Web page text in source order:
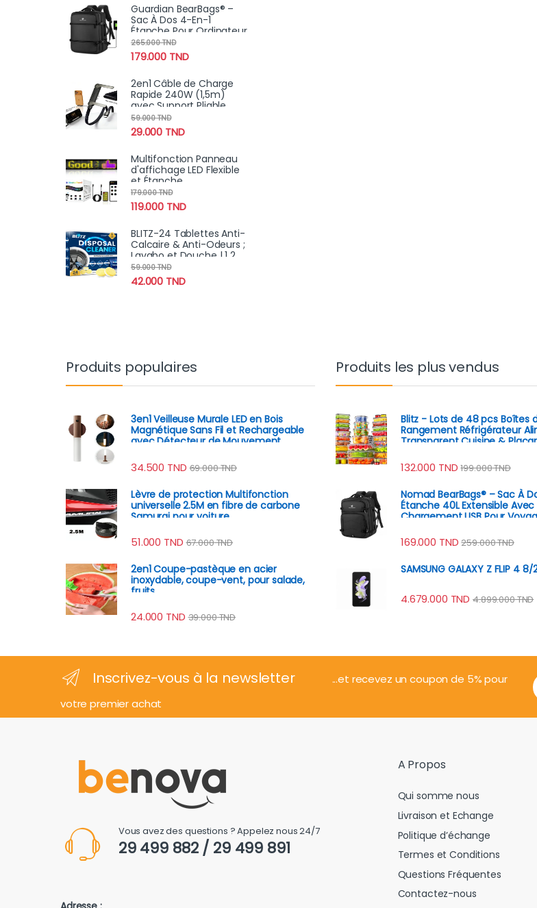
Guardian BearBags® –
Sac À Dos 4-En-1
Étanche Pour Ordinateur
Portable Avec
Chargement USB Pour
Voyage
179.000 TND
265.000TND
2en1 Câble de Charge
Rapide 240W (1,5m)
avec Support Pliable
Intégré – Cordon
Robuste pour
Smartphones et
29.000 TND
59.000TND
Multifonction Panneau
d'affichage LED Flexible
et Étanche
Programmable par
Application avec
Télécommande
119.000 TND
179.000TND
BLITZ-24 Tablettes Anti-
Calcaire & Anti-Odeurs ;
Lavabo et Douche | 1 2
Mois
42.000 TND
59.000TND
Produits populaires
3en1 Veilleuse Murale LED en Bois
Magnétique Sans Fil et Rechargeable
avec Détecteur de Mouvement
34.500 TND 69.000TND
Lèvre de protection Multifonction
universelle 2.5M en fibre de carbone
Samurai pour voiture
51.000 TND 67.000TND
2en1 Coupe-pastèque en acier
inoxydable, coupe-vent, pour salade,
fruits
24.000 TND 39.000TND
Produits les plus vendus
Blitz - Lots de 48 pcs Boîtes
Rangement Réfrigérateur
Transparent Cuisine &
132.000 TND 199.000TND
Nomad BearBags® – Sac À
Étanche 40L Extensible Avec
Chargement USB Pour
169.000 TND 259.000TND
SAMSUNG GALAXY Z FLIP 4
4.679.000 TND 4.899.000TND
Inscrivez-vous à la newsletter
...et recevez un coupon de 5% pour
votre premier achat
m
i
Vous avez des questions ? Appelez nous 24/7
29 499 882 / 29 499 891
A Propos
Qui somme nous
Livraison et Echange
Politique d’échange
Termes et Conditions
Questions Fréquentes
Contactez-nous